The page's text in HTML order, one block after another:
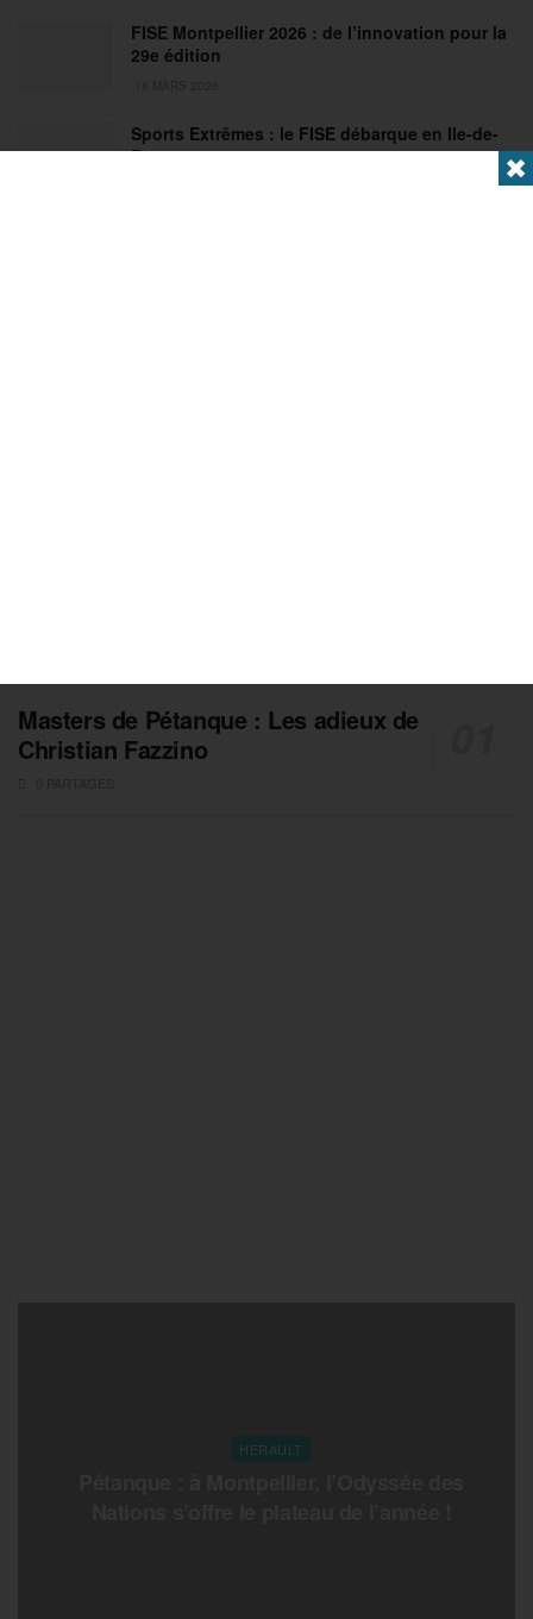
FISE Montpellier 2026 : de l’innovation pour la
29e édition
Sports Extrêmes : le FISE débarque en Ile-de-
France !
Masters de Pétanque : Les adieux de
Christian Fazzino
HERAULT
✖